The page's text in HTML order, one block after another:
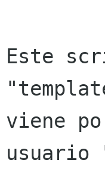
Este
viene